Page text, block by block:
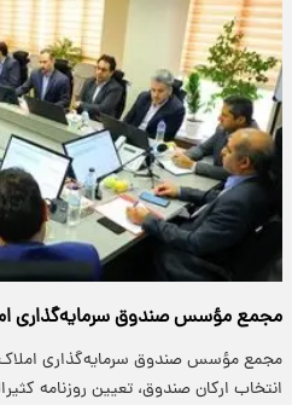
مجمع مؤسس صندوق سرمایه‌گذاری
مجمع مؤسس صندوق سرمایه‌گذاری
انتخاب ارکان صندوق، تعیین روزنامه